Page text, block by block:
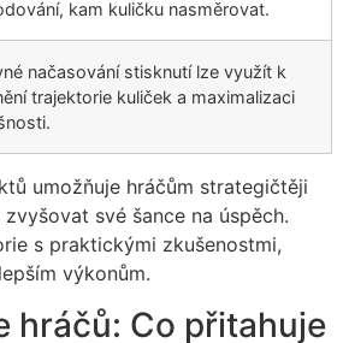
kam kuličku nasměrovat.
načasování stisknutí lze využít k
trajektorie kuliček a maximalizaci
umožňuje hráčům strategičtěji
své šance na úspěch.
s praktickými zkušenostmi,
výkonům.
hráčů: Co přitahuje